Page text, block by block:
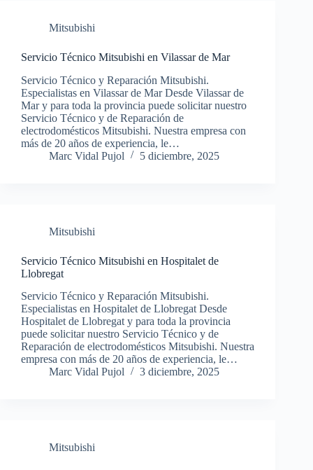
Mitsubishi
Servicio Técnico Mitsubishi en Vilassar de Mar
Servicio Técnico y Reparación Mitsubishi.
Especialistas en Vilassar de Mar Desde Vilassar de
Mar y para toda la provincia puede solicitar nuestro
Servicio Técnico y de Reparación de
electrodomésticos Mitsubishi. Nuestra empresa con
más de 20 años de experiencia, le…
Marc Vidal Pujol
5 diciembre, 2025
Mitsubishi
Servicio Técnico Mitsubishi en Hospitalet de
Llobregat
Servicio Técnico y Reparación Mitsubishi.
Especialistas en Hospitalet de Llobregat Desde
Hospitalet de Llobregat y para toda la provincia
puede solicitar nuestro Servicio Técnico y de
Reparación de electrodomésticos Mitsubishi. Nuestra
empresa con más de 20 años de experiencia, le…
Marc Vidal Pujol
3 diciembre, 2025
Mitsubishi